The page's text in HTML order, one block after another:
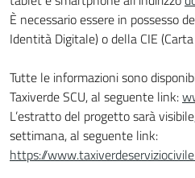
È necessario essere in possesso
Identità Digitale) o della CIE
Tutte le informazioni sono
Taxiverde SCU, al seguente link:
L’estratto del progetto sarà
settimana, al seguente link:
https://www.